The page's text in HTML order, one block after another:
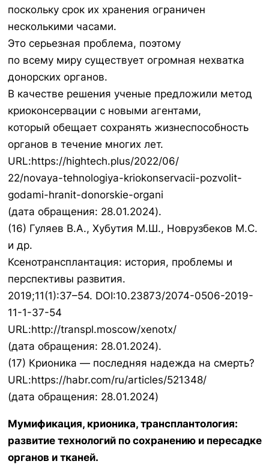
поскольку срок их хранения ограничен
несколькими часами.
Это серьезная проблема, поэтому
по всему миру существует огромная нехватка
донорских органов.
В качестве решения ученые предложили метод
криоконсервации с новыми агентами,
который обещает сохранять жизнеспособность
органов в течение многих лет.
URL:https://hightech.plus/2022/06/
22/novaya-tehnologiya-kriokonservacii-pozvolit-
godami-hranit-donorskie-organi
(дата обращения: 28.01.2024).
(16) Гуляев В.А., Хубутия М.Ш., Новрузбеков М.С.
и др.
Ксенотрансплантация: история, проблемы и
перспективы развития.
2019;11(1):37–54. DOI:10.23873/2074-0506-2019-
11-1-37-54
URL:http://transpl.moscow/xenotx/
(дата обращения: 28.01.2024).
(17) Крионика — последняя надежда на смерть?
URL:https://habr.com/ru/articles/521348/
(дата обращения: 28.01.2024)
Мумификация, крионика, трансплантология:
развитие технологий по сохранению и пересадке
органов и тканей.